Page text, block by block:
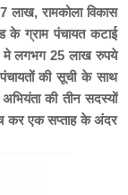
रामकोला विकास
ग्राम पंचायत कटाई
मे लगभग 25 लाख रुपये
की सूची के साथ
की तीन सदस्यों
कर एक सप्ताह के अंदर